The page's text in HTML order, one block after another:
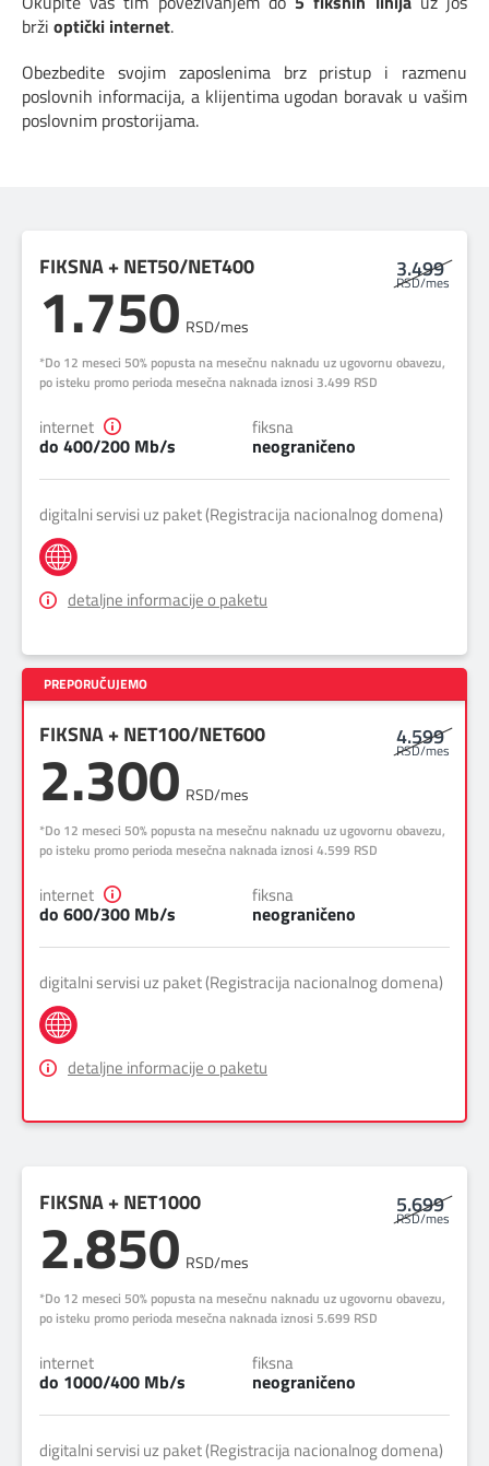
KONTAKTIRAJTE NAS
MAPA BRZINA
brži optički internet.
Obezbedite svojim zaposlenima brz pristup i razmenu
poslovnih informacija, a klijentima ugodan boravak u vašim
poslovnim prostorijama.
FIKSNA + NET50/NET400 3.499
RSD/mes
1.750 RSD/mes
*Do 12 meseci 50% popusta na mesečnu naknadu uz ugovornu obavezu,
po isteku promo perioda mesečna naknada iznosi 3.499 RSD
internet
do 400/200 Mb/s
fiksna
neograničeno
digitalni servisi uz paket (Registracija nacionalnog domena)
detaljne informacije o paketu
FIKSNA + NET100/NET600 4.599
RSD/mes
2.300 RSD/mes
*Do 12 meseci 50% popusta na mesečnu naknadu uz ugovornu obavezu,
po isteku promo perioda mesečna naknada iznosi 4.599 RSD
internet
do 600/300 Mb/s
fiksna
neograničeno
digitalni servisi uz paket (Registracija nacionalnog domena)
detaljne informacije o paketu
FIKSNA + NET1000 5.699
RSD/mes
2.850 RSD/mes
*Do 12 meseci 50% popusta na mesečnu naknadu uz ugovornu obavezu,
po isteku promo perioda mesečna naknada iznosi 5.699 RSD
internet
do 1000/400 Mb/s
fiksna
neograničeno
digitalni servisi uz paket (Registracija nacionalnog domena)